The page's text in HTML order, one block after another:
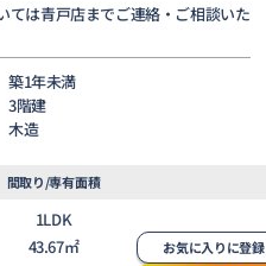
ては青戸店までご連絡・ご相談いた
築1年未満
3階建
木造
間取り/専有面積
1LDK
43.67㎡
お気に入りに登録